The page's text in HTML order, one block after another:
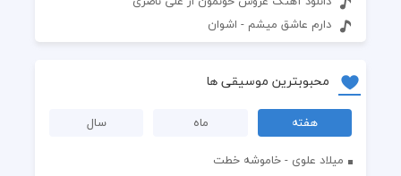
دارم عاشق میشم - اشوان
محبوبترین موسیقی ها
هفته ماه
سال
میلاد علوی - خاموشه خطت